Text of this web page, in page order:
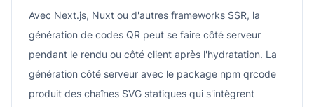
Avec Next.js, Nuxt ou d'autres frameworks SSR, la
génération de codes QR peut se faire côté serveur
pendant le rendu ou côté client après l'hydratation. La
génération côté serveur avec le package npm qrcode
produit des chaînes SVG statiques qui s'intègrent